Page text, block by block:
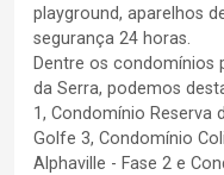
playground, aparelhos
segurança 24 horas.
Dentre os condomínios
da Serra, podemos
1, Condomínio Reserva
Golfe 3, Condomínio
Alphaville - Fase 2 e